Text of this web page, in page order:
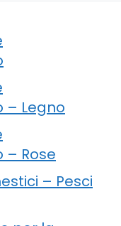
– Legno
Rose
– Pesci